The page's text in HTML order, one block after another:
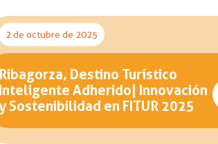
2 de octubre de 2025
Ribagorza, Destino Turístico
Inteligente Adherido| Innovación
Sostenibilidad en FITUR 2025